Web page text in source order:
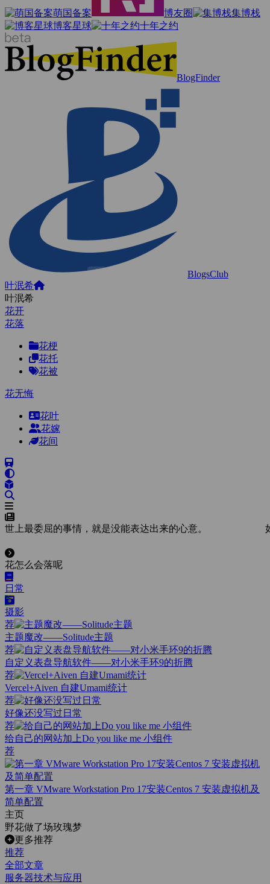
萌国备案 博友圈
集博栈
博客星球
十年之约
BlogFinder
BlogsClub
叶泯希
叶泯希
花开
花落
花梗
花托
花被
花无悔
花叶
花嫁
花间
世上最委屈的事情，就是没能表达出来的心意。
花怎么会落呢
日常
摄影
荐
主题魔改——Solitude主题
荐
自定义表盘导航软件——对小米手环9的折腾
荐
Vercel+Aiven 自建Umami统计
荐
好像还没写过日常
荐
给自己的网站加上Do you like me 小组件
荐
第一章 VMware Workstation Pro 17安装Centos 7 安装虚拟机及
简单配置
主页
野花做了场玫瑰梦
更多推荐
推荐
全部文章
服务器技术与应用